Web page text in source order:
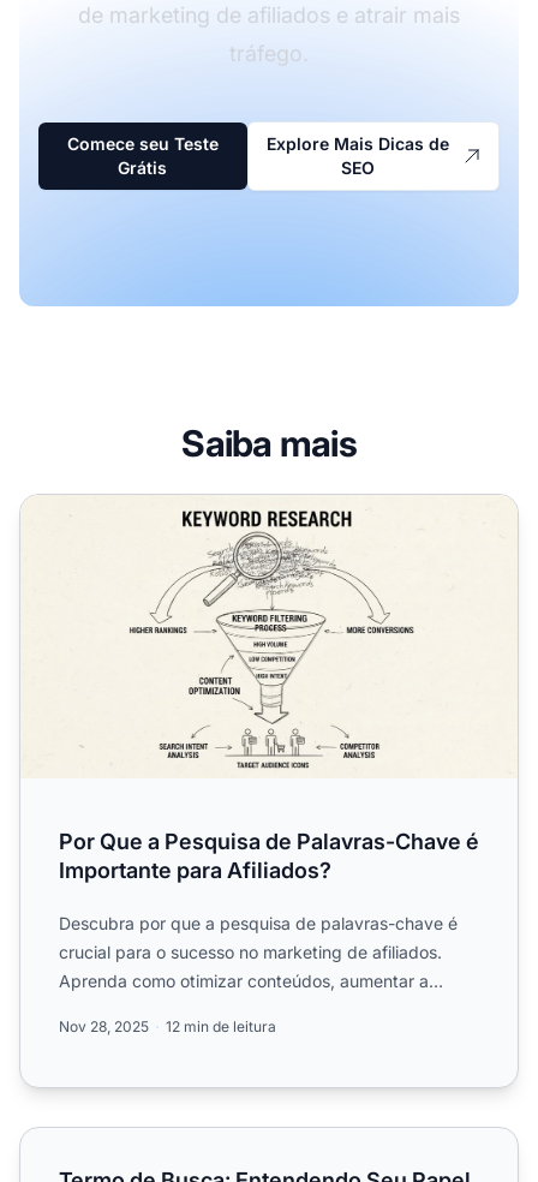
de marketing de afiliados e atrair mais
tráfego.
Comece seu Teste
Grátis
Explore Mais Dicas de
SEO
Saiba mais
Por Que a Pesquisa de Palavras-Chave é Importante
Por Que a Pesquisa de Palavras-Chave é
Importante para Afiliados?
Descubra por que a pesquisa de palavras-chave é
crucial para o sucesso no marketing de afiliados.
Aprenda como otimizar conteúdos, aumentar a
Nov 28, 2025 12 min de leitura
Termo de Busca: Entendendo Seu Papel no SEO